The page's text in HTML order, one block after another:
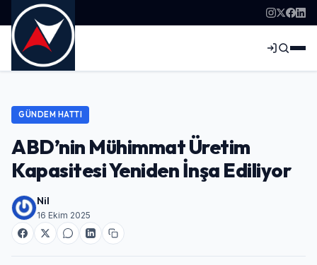
GÜNDEM HATTI
ABD’nin Mühimmat Üretim
Kapasitesi Yeniden İnşa Ediliyor
Nil
16 Ekim 2025